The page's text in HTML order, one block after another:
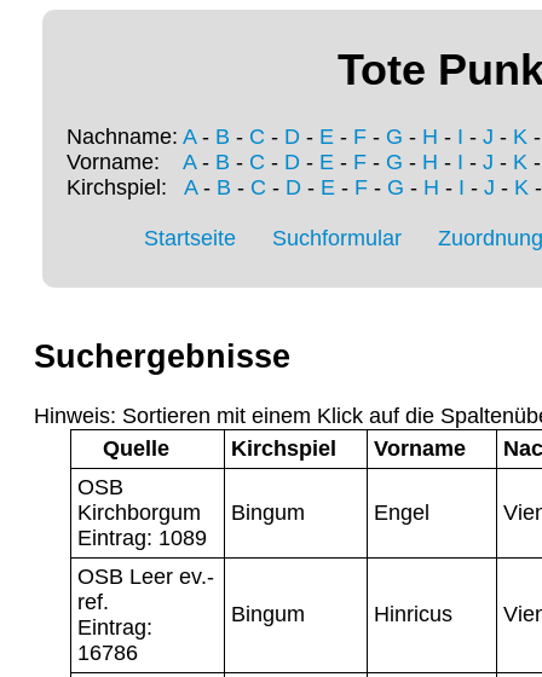
Tote
Nachname: A- B - C - D - E - F - G - H - I - J - K
Vorname: A- B - C - D - E - F - G - H - I - J - K
Kirchspiel: A- B - C - D- E- F- G - H - I - J - K
Startseite Suchformular
Suchergebnisse
Hinweis: Sortieren mit einem Klick auf die
Quelle
Kirchspiel Vorname
OSB
Kirchborgum
Eintrag: 1089
Bingum Engel
OSB Leer ev.-
ref.
Eintrag:
16786
Bingum Hinricus